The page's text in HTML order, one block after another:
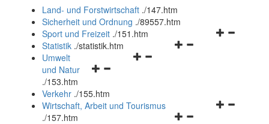
und
schließen
Land- und Forstwirtschaft ./147.htm
Sicherheit und Ordnung ./89557.htm
Navigationsmenü
Sport und Freizeit ./151.htm
Navigationsmenü
Statistik ./statistik.htm
Navigationsmenü
und
schließen
Umwelt
und Natur
./153.htm
Verkehr ./155.htm
Navigationsmenü
Wirtschaft, Arbeit und Tourismus
./157.htm